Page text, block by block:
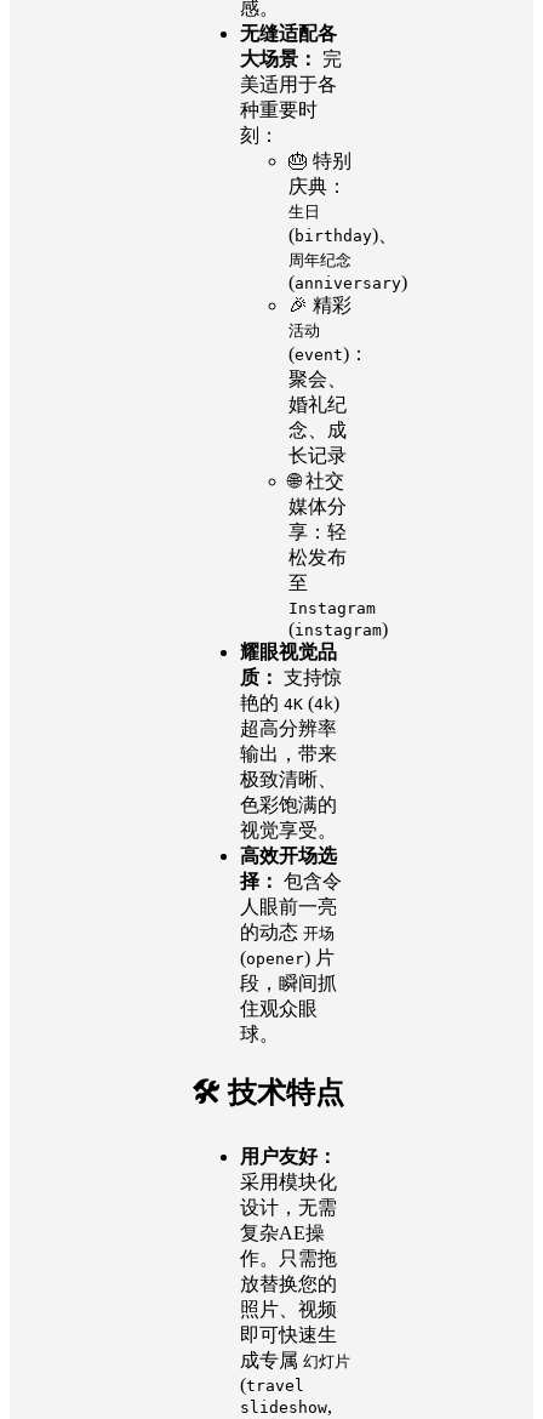
感。
无缝适配各
大场景：
完
美适用于各
种重要时
刻：
🎂 特别
庆典：
生日
(birthday)、
周年纪念
(anniversary)
🎉 精彩
活动
(event)：
聚会、
婚礼纪
念、成
长记录
🌐 社交
媒体分
享：轻
松发布
至
Instagram
(instagram)
耀眼视觉品
质： 支持惊
艳的 4K (4k)
超高分辨率
输出，带来
极致清晰、
色彩饱满的
视觉享受。
高效开场选
择： 包含令
人眼前一亮
的动态 开场
(opener) 片
段，瞬间抓
住观众眼
球。
🛠️ 技术特点
用户友好：
采用模块化
设计，无需
复杂AE操
作。只需拖
放替换您的
照片、视频
即可快速生
成专属 幻灯片
(travel
slideshow,